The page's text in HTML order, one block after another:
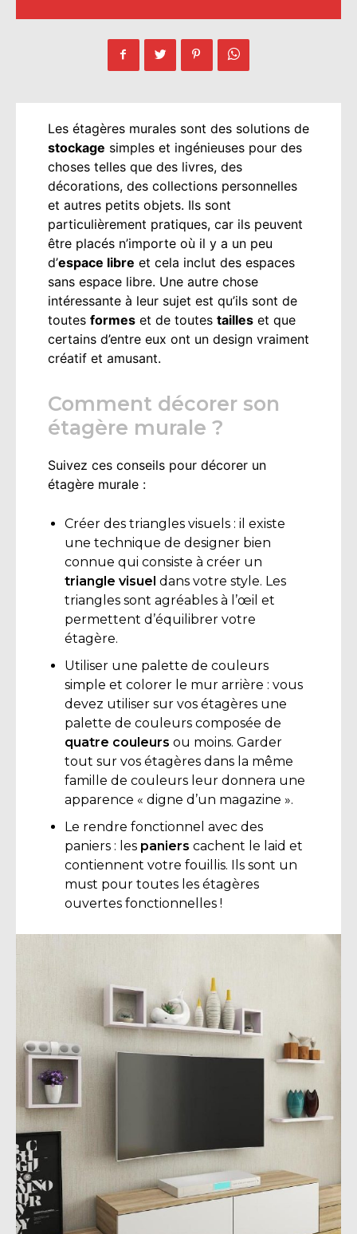
Les étagères murales sont des solutions de
stockage simples et ingénieuses pour des
choses telles que des livres, des
décorations, des collections personnelles
et autres petits objets. Ils sont
particulièrement pratiques, car ils peuvent
être placés n’importe où il y a un peu
d’espace libre et cela inclut des espaces
sans espace libre. Une autre chose
intéressante à leur sujet est qu’ils sont de
toutes formes et de toutes tailles et que
certains d’entre eux ont un design vraiment
créatif et amusant.
Comment décorer son
étagère murale ?
Suivez ces conseils pour décorer un
étagère murale :
Créer des triangles visuels : il existe
une technique de designer bien
connue qui consiste à créer un
triangle visuel dans votre style. Les
triangles sont agréables à l’œil et
permettent d’équilibrer votre
étagère.
Utiliser une palette de couleurs
simple et colorer le mur arrière : vous
devez utiliser sur vos étagères une
palette de couleurs composée de
quatre couleurs ou moins. Garder
tout sur vos étagères dans la même
famille de couleurs leur donnera une
apparence « digne d’un magazine ».
Le rendre fonctionnel avec des
paniers : les paniers cachent le laid et
contiennent votre fouillis. Ils sont un
must pour toutes les étagères
ouvertes fonctionnelles !